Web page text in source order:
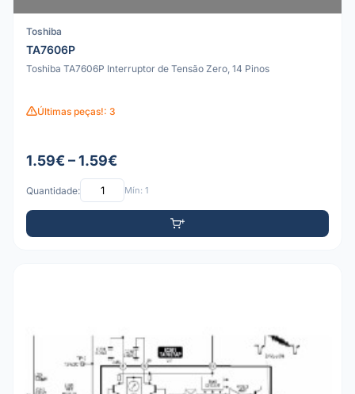
Toshiba
TA7606P
Toshiba TA7606P Interruptor de Tensão Zero, 14 Pinos
Últimas peças!: 3
1.59€ – 1.59€
Quantidade: Mín: 1